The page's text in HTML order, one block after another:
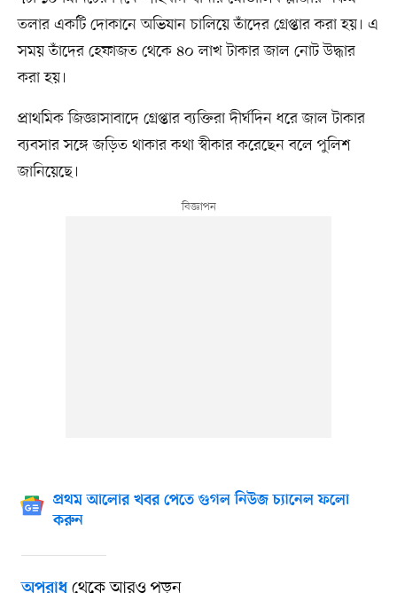
তলার একটি দোকানে অভিযান চালিয়ে তাঁদের গ্রেপ্তার করা হয়। এ
সময় তাঁদের হেফাজত থেকে ৪০ লাখ টাকার জাল নোট উদ্ধার
করা হয়।
প্রাথমিক জিজ্ঞাসাবাদে গ্রেপ্তার ব্যক্তিরা দীর্ঘদিন ধরে জাল টাকার
ব্যবসার সঙ্গে জড়িত থাকার কথা স্বীকার করেছেন বলে পুলিশ
জানিয়েছে।
প্রথম আলোর খবর পেতে গুগল নিউজ চ্যানেল ফলো
করুন